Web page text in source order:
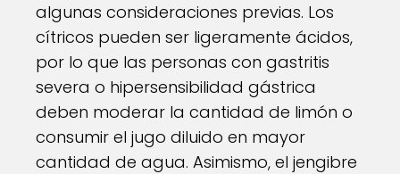
algunas consideraciones previas. Los
cítricos pueden ser ligeramente ácidos,
por lo que las personas con gastritis
severa o hipersensibilidad gástrica
deben moderar la cantidad de limón o
consumir el jugo diluido en mayor
cantidad de agua. Asimismo, el jengibre